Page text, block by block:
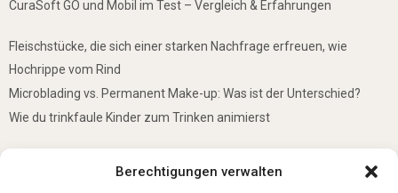
Berechtigungen verwalten
CuraSoft GO und Mobil im Test – Vergleich & Erfahrungen
Fleischstücke, die sich einer starken Nachfrage erfreuen, wie
Hochrippe vom Rind
Microblading vs. Permanent Make-up: Was ist der Unterschied?
Wie du trinkfaule Kinder zum Trinken animierst
5 Gründe, warum jedes Baby einen Mini-Schwimmring haben sollte